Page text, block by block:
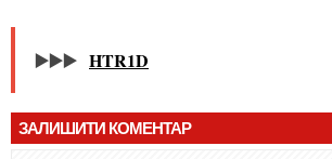
▶️▶️▶️ HTR1D
ЗАЛИШИТИ КОМЕНТАР